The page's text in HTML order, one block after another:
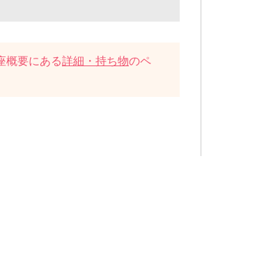
概要にある詳細・持ち物のペ